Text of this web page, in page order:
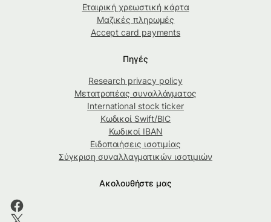
Εταιρική χρεωστική κάρτα
Μαζικές πληρωμές
Accept card payments
Πηγές
Research privacy policy
Μετατροπέας συναλλάγματος
International stock ticker
Κωδικοί Swift/BIC
Κωδικοί IBAN
Ειδοποιήσεις ισοτιμίας
Σύγκριση συναλλαγματικών ισοτιμιών
Ακολουθήστε μας